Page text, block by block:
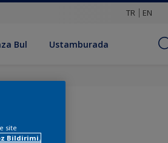
TR EN
Bul Ustamburada
site
Bildirimi.